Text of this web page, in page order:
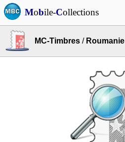
Mobile-Collections
MC-Timbres / Roumanie